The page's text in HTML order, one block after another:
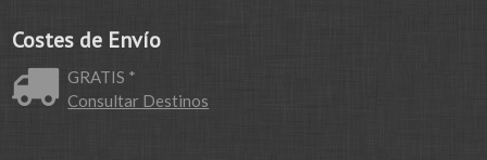
Costes de Envío
GRATIS *
Consultar Destinos